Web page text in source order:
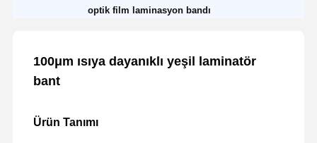
optik film laminasyon bandı
100μm ısıya dayanıklı yeşil laminatör
bant
Ürün Tanımı